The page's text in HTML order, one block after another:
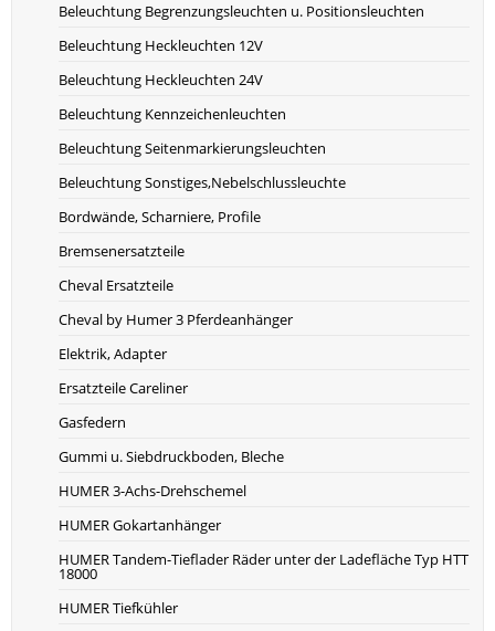
Beleuchtung Begrenzungsleuchten u. Positionsleuchten
Beleuchtung Heckleuchten 12V
Beleuchtung Heckleuchten 24V
Beleuchtung Kennzeichenleuchten
Beleuchtung Seitenmarkierungsleuchten
Beleuchtung Sonstiges,Nebelschlussleuchte
Bordwände, Scharniere, Profile
Bremsenersatzteile
Cheval Ersatzteile
Cheval by Humer 3 Pferdeanhänger
Elektrik, Adapter
Ersatzteile Careliner
Gasfedern
Gummi u. Siebdruckboden, Bleche
HUMER 3-Achs-Drehschemel
HUMER Gokartanhänger
HUMER Tandem-Tieflader Räder unter der Ladefläche Typ HTT
18000
HUMER Tiefkühler